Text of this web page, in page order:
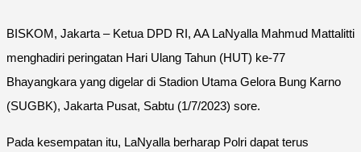
BISKOM, Jakarta – Ketua DPD RI, AA LaNyalla Mahmud Mattalitti
menghadiri peringatan Hari Ulang Tahun (HUT) ke-77
Bhayangkara yang digelar di Stadion Utama Gelora Bung Karno
(SUGBK), Jakarta Pusat, Sabtu (1/7/2023) sore.
Pada kesempatan itu, LaNyalla berharap Polri dapat terus